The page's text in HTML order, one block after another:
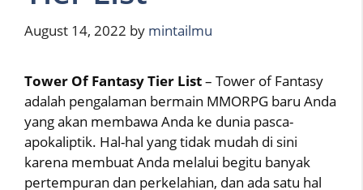
August 14, 2022 by mintailmu
Tower Of Fantasy Tier List– Tower of Fantasy
adalah pengalaman bermain MMORPG baru Anda
yang akan membawa Anda ke dunia pasca-
apokaliptik. Hal-hal yang tidak mudah di sini
karena membuat Anda melalui begitu banyak
pertempuran dan perkelahian, dan ada satu hal